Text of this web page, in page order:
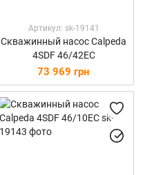
Артикул: sk-19141
Скважинный насос Calpeda
4SDF 46/42EC
73 969 грн